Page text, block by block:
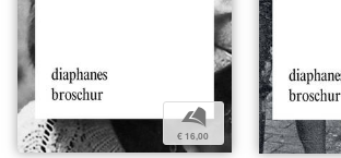
b
€ 16,00